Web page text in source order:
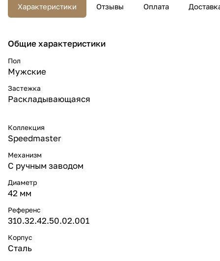
Характеристики Отзывы Оплата
Общие характеристики
Пол
Мужские
Застежка
Раскладывающаяся
Коллекция
Speedmaster
Механизм
С ручным заводом
Диаметр
42 мм
Референс
310.32.42.50.02.001
Корпус
Сталь